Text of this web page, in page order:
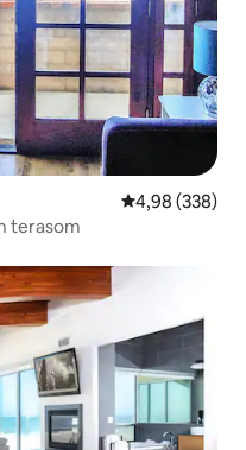
Prosječna
4,98 (338)
terasom